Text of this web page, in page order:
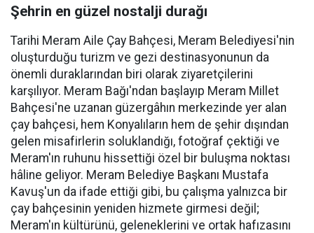
Şehrin en güzel nostalji durağı
Tarihi Meram Aile Çay Bahçesi, Meram Belediyesi'nin
oluşturduğu turizm ve gezi destinasyonunun da
önemli duraklarından biri olarak ziyaretçilerini
karşılıyor. Meram Bağı'ndan başlayıp Meram Millet
Bahçesi'ne uzanan güzergâhın merkezinde yer alan
çay bahçesi, hem Konyalıların hem de şehir dışından
gelen misafirlerin soluklandığı, fotoğraf çektiği ve
Meram'ın ruhunu hissettiği özel bir buluşma noktası
hâline geliyor. Meram Belediye Başkanı Mustafa
Kavuş'un da ifade ettiği gibi, bu çalışma yalnızca bir
çay bahçesinin yeniden hizmete girmesi değil;
Meram'ın kültürünü, geleneklerini ve ortak hafızasını